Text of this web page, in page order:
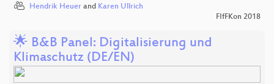
Hendrik Heuer and Karen Ullrich
FIfFKon 2018
🌟 B&B Panel: Digitalisierung und
Klimaschutz (DE/EN)